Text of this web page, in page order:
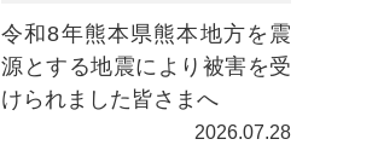
令和8年熊本県熊本地方を震
源とする地震により被害を受
けられました皆さまへ
2026.07.28